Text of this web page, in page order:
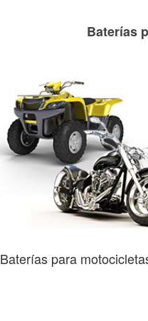
Baterías
Baterías para